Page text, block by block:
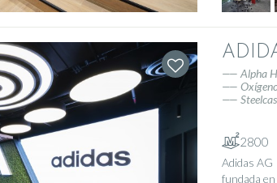
Alpha
2800
Adidas AG
fundada